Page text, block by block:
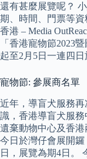
還有甚麼展覽呢？
期、時間、門票等資
香港 – Media
「香港寵物節2023
起至2月5日一連四
寵物節: 參展商名單
近年，導盲犬服務
識，香港導盲犬服
遺棄動物中心及香
今日於灣仔會展開鑼
日，展覽為期4日。